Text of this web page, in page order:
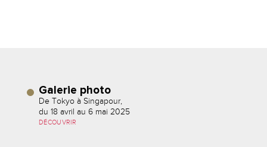
Galerie photo
De Tokyo à Singapour,
du 18 avril au 6 mai 2025
DÉCOUVRIR